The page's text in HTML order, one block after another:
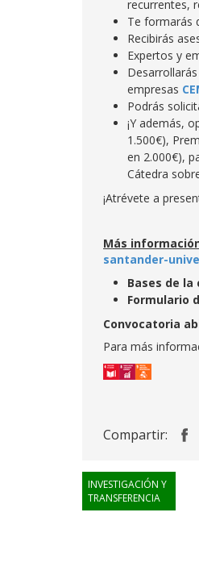
recurrentes,
Te formarás
Recibirás
Expertos y
empresas
Podrás
¡Y además,
1.500€),
en 2.000€),
Cátedra
¡Atrévete a
Más
santander-
Bases de
Formulario
Convocatoria
Para más
Compartir:
INVESTIGACIÓN Y
TRANSFERENCIA